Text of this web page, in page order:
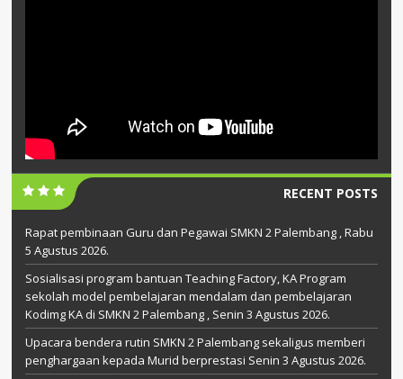
RECENT POSTS
Rapat pembinaan Guru dan Pegawai SMKN 2 Palembang , Rabu
5 Agustus 2026.
Sosialisasi program bantuan Teaching Factory, KA Program
sekolah model pembelajaran mendalam dan pembelajaran
Kodimg KA di SMKN 2 Palembang , Senin 3 Agustus 2026.
Upacara bendera rutin SMKN 2 Palembang sekaligus memberi
penghargaan kepada Murid berprestasi Senin 3 Agustus 2026.